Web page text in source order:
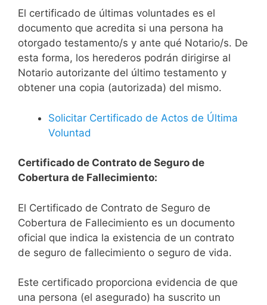
El certificado de últimas voluntades es el
documento que acredita si una persona ha
otorgado testamento/s y ante qué Notario/s. De
esta forma, los herederos podrán dirigirse al
Notario autorizante del último testamento y
obtener una copia (autorizada) del mismo.
Solicitar Certificado de Actos de Última
Voluntad
Certificado de Contrato de Seguro de
Cobertura de Fallecimiento:
El Certificado de Contrato de Seguro de
Cobertura de Fallecimiento es un documento
oficial que indica la existencia de un contrato
de seguro de fallecimiento o seguro de vida.
Este certificado proporciona evidencia de que
una persona (el asegurado) ha suscrito un